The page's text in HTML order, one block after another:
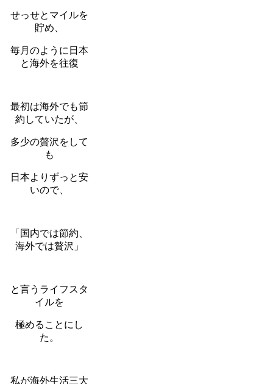
せっせとマイルを
貯め、
毎月のように日本
と海外を往復
最初は海外でも節
約していたが、
多少の贅沢をして
も
日本よりずっと安
いので、
「国内では節約、
海外では贅沢」
と言うライフスタ
イルを
極めることにし
た。
私が海外生活三大